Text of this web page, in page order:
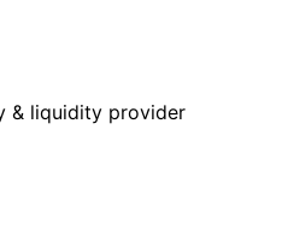
& liquidity provider